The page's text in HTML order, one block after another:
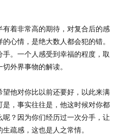
着非常高的期待，对复合后的感
心情，是绝大数人都会犯的错。
。一个人感受到幸福的程度，取
外界事物的解读。
他对你比以前还要好，以此来满
，事实往往是，他这时候对你都
？因为你们经历过一次分手，让
疏感，这也是人之常情。